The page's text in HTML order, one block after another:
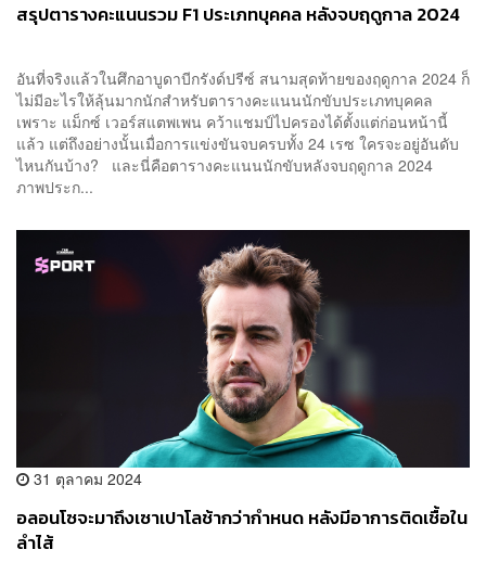
สรุปตารางคะแนนรวม F1 ประเภทบุคคล หลังจบฤดูกาล 2024
อันที่จริงแล้วในศึกอาบูดาบีกรังด์ปรีซ์ สนามสุดท้ายของฤดูกาล 2024 ก็
ไม่มีอะไรให้ลุ้นมากนักสำหรับตารางคะแนนนักขับประเภทบุคคล
เพราะ แม็กซ์ เวอร์สแตพเพน คว้าแชมป์ไปครองได้ตั้งแต่ก่อนหน้านี้
แล้ว แต่ถึงอย่างนั้นเมื่อการแข่งขันจบครบทั้ง 24 เรซ ใครจะอยู่อันดับ
ไหนกันบ้าง? และนี่คือตารางคะแนนนักขับหลังจบฤดูกาล 2024
ภาพประก...
31 ตุลาคม 2024
อลอนโซจะมาถึงเซาเปาโลช้ากว่ากำหนด หลังมีอาการติดเชื้อใน
ลำไส้